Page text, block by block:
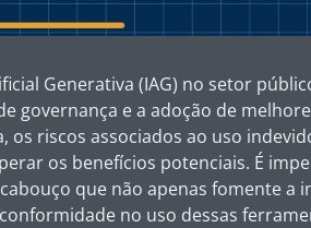
Generativa (IAG) no setor
governança e a adoção de
riscos associados ao uso
os benefícios potenciais. É
que não apenas fomente a
no uso dessas